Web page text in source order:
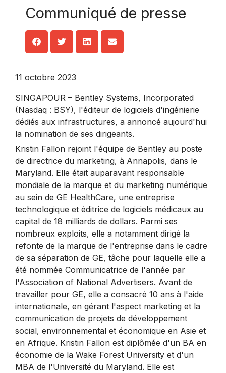
Communiqué de presse
11 octobre 2023
SINGAPOUR – Bentley Systems, Incorporated
(Nasdaq : BSY), l'éditeur de logiciels d'ingénierie
dédiés aux infrastructures, a annoncé aujourd'hui
la nomination de ses dirigeants.
Kristin Fallon rejoint l'équipe de Bentley au poste
de directrice du marketing, à Annapolis, dans le
Maryland. Elle était auparavant responsable
mondiale de la marque et du marketing numérique
au sein de GE HealthCare, une entreprise
technologique et éditrice de logiciels médicaux au
capital de 18 milliards de dollars. Parmi ses
nombreux exploits, elle a notamment dirigé la
refonte de la marque de l'entreprise dans le cadre
de sa séparation de GE, tâche pour laquelle elle a
été nommée Communicatrice de l'année par
l'Association of National Advertisers. Avant de
travailler pour GE, elle a consacré 10 ans à l'aide
internationale, en gérant l'aspect marketing et la
communication de projets de développement
social, environnemental et économique en Asie et
en Afrique. Kristin Fallon est diplômée d'un BA en
économie de la Wake Forest University et d'un
MBA de l'Université du Maryland. Elle est